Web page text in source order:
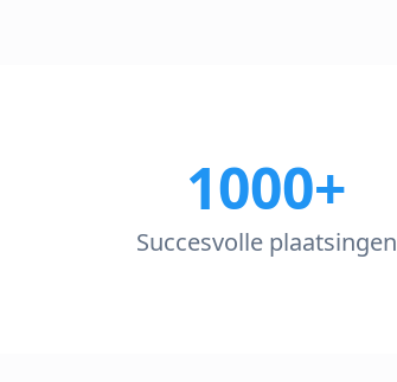
1000+
Succesvolle plaatsingen